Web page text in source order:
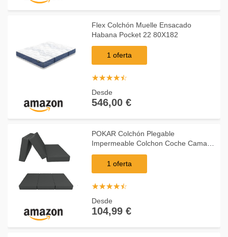
Flex Colchón Muelle Ensacado
Habana Pocket 22 80X182
1 oferta
☆☆☆☆☆
★★★★★
Desde
546,00 €
POKAR Colchón Plegable
Impermeable Colchon Coche Cama
Plegable Impermeable para Invitados
Camping Cuna de Viaje 120 x 195 x
15 cm, Antracita
1 oferta
☆☆☆☆☆
★★★★★
Desde
104,99 €